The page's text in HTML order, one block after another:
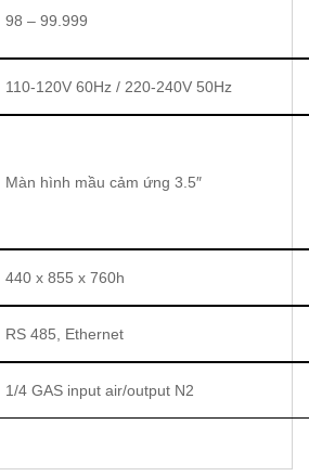
98 – 99.999
110-120V 60Hz / 220-240V 50Hz
Màn hình mầu cảm ứng 3.5″
440 x 855 x 760h
RS 485, Ethernet
1/4 GAS input air/output N2